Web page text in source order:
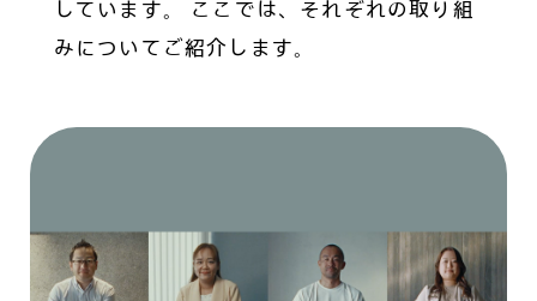
しています。
ここでは、それぞれの取り組
みについてご紹介します。